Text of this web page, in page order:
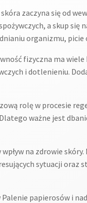
zaczyna się od
a skup się
organizmu, picie
fizyczna ma wiele
i dotlenieniu.
rolę w procesie
ważne jest
na zdrowie
sytuacji
Palenie papierosów i